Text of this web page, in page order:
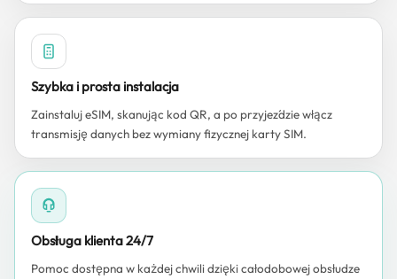
Szybka i prosta instalacja
Zainstaluj eSIM, skanując kod QR, a po przyjeździe włącz
transmisję danych bez wymiany fizycznej karty SIM.
Obsługa klienta 24/7
Pomoc dostępna w każdej chwili dzięki całodobowej obsłudze